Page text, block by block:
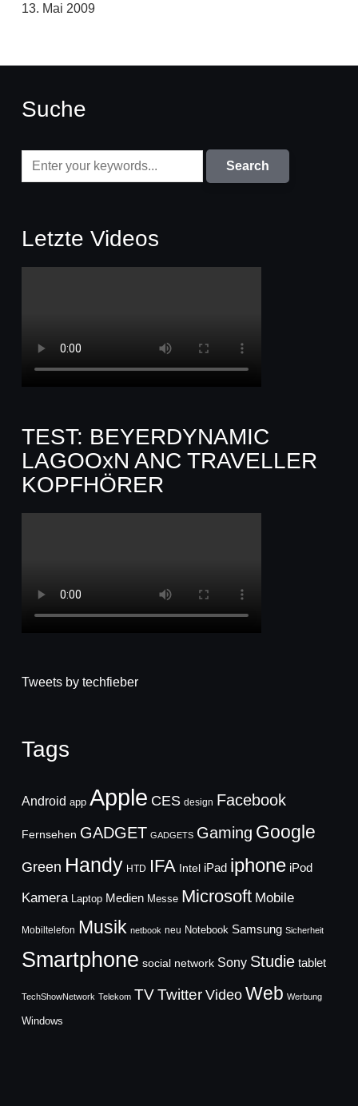
13. Mai 2009
Suche
Letzte Videos
TEST: BEYERDYNAMIC
LAGOOxN ANC TRAVELLER
KOPFHÖRER
Tweets by techfieber
Tags
Android app Apple CES design Facebook
Fernsehen GADGET GADGETS Gaming Google
Green Handy HTD IFA Intel iPad iphone iPod
Kamera Laptop Medien Messe Microsoft Mobile
Mobiltelefon Musik netbook neu Notebook Samsung Sicherheit
Smartphone social network Sony Studie tablet
TechShowNetwork Telekom TVTwitter Video Web Werbung
Windows